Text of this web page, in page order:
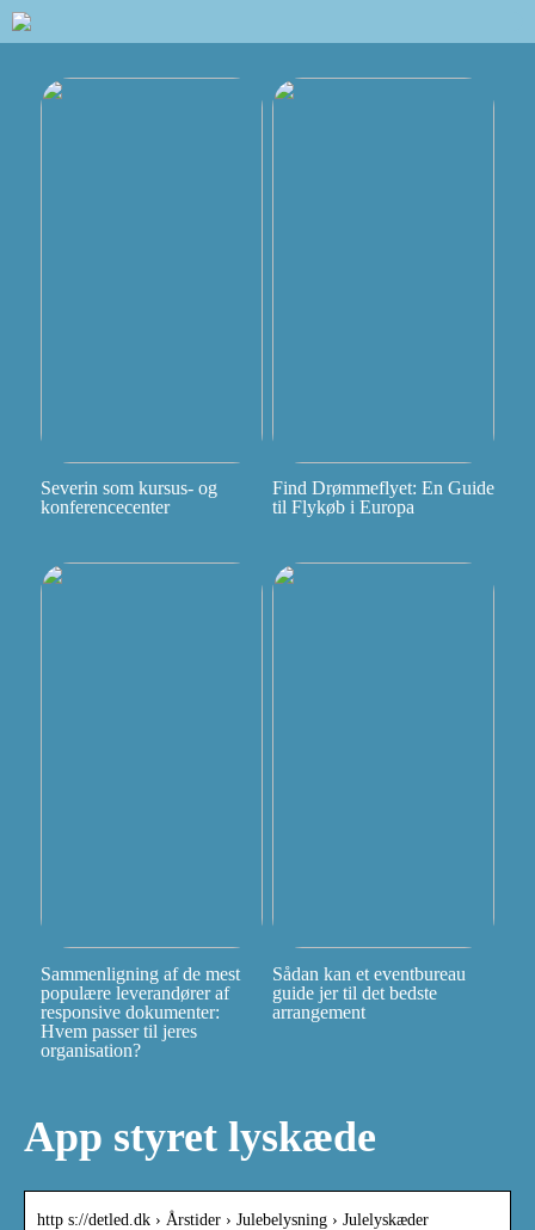
Severin som kursus- og
konferencecenter
Find Drømmeflyet: En Guide
til Flykøb i Europa
Sammenligning af de mest
populære leverandører af
responsive dokumenter:
Hvem passer til jeres
organisation?
Sådan kan et eventbureau
guide jer til det bedste
arrangement
App styret lyskæde
http s://detled.dk › Årstider › Julebelysning › Julelyskæder